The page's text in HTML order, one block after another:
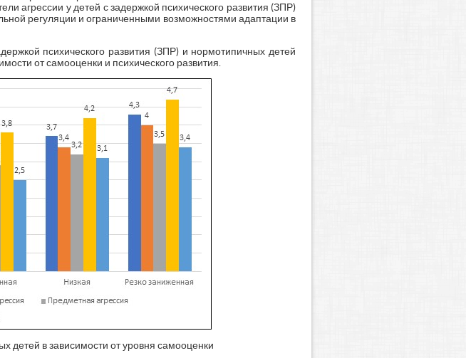
агрессии у детей с задержкой психического развития (ЗПР)
регуляции и ограниченными возможностями адаптации в
психического развития (ЗПР) и нормотипичных детей
от самооценки и психического развития.
детей в зависимости от уровня самооценки